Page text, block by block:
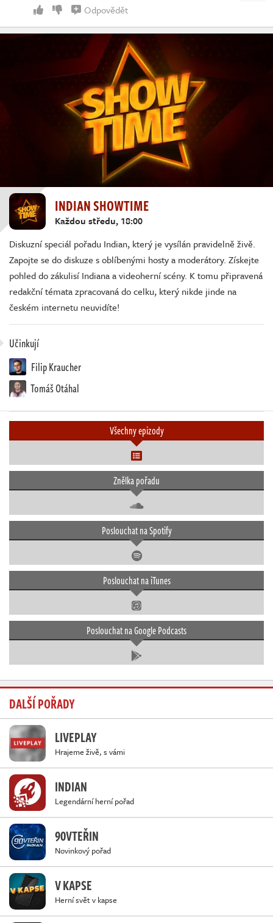
INDIAN SHOWTIME
Každou středu, 18:00
Diskuzní speciál pořadu Indian, který je vysílán pravidelně živě.
Zapojte se do diskuze s oblíbenými hosty a moderátory. Získejte
pohled do zákulisí Indiana a videoherní scény. K tomu připravená
redakční témata zpracovaná do celku, který nikde jinde na
českém internetu neuvidíte!
Učinkují
Filip Kraucher
Tomáš Otáhal
Všechny epizody
Znělka pořadu
Poslouchat na Spotify
Poslouchat na iTunes
Poslouchat na Google Podcasts
DALŠÍ POŘADY
LIVEPLAY
Hrajeme živě, s vámi
INDIAN
Legendární herní pořad
90VTEŘIN
Novinkový pořad
V KAPSE
Herní svět v kapse
Odpovědět